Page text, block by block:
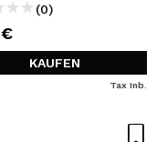
(0)
KAUFEN
Tax Inb.